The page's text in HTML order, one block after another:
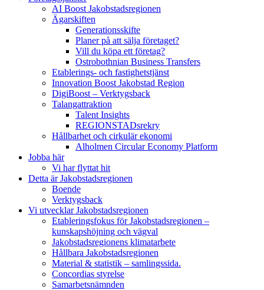
AI Boost Jakobstadsregionen
Ägarskiften
Generationsskifte
Planer på att sälja företaget?
Vill du köpa ett företag?
Ostrobothnian Business Transfers
Etablerings- och fastighetstjänst
Innovation Boost Jakobstad Region
DigiBoost – Verktygsback
Talangattraktion
Talent Insights
REGIONSTADsrekry
Hållbarhet och cirkulär ekonomi
Alholmen Circular Economy Platform
Jobba här
Vi har flyttat hit
Detta är Jakobstadsregionen
Boende
Verktygsback
Vi utvecklar Jakobstadsregionen
Etableringsfokus för Jakobstadsregionen –
kunskapshöjning och vägval
Jakobstadsregionens klimatarbete
Hållbara Jakobstadsregionen
Material & statistik – samlingssida.
Concordias styrelse
Samarbetsnämnden